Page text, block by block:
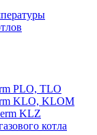
PLO, TLO
KLO, KLOM
KLZ
котла